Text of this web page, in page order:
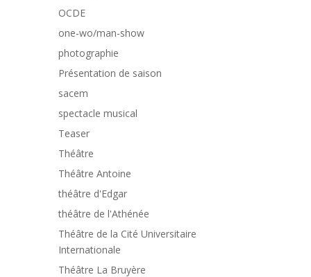
OCDE
one-wo/man-show
photographie
Présentation de saison
sacem
spectacle musical
Teaser
Théâtre
Théâtre Antoine
théâtre d'Edgar
théâtre de l'Athénée
Théâtre de la Cité Universitaire
Internationale
Théâtre La Bruyère